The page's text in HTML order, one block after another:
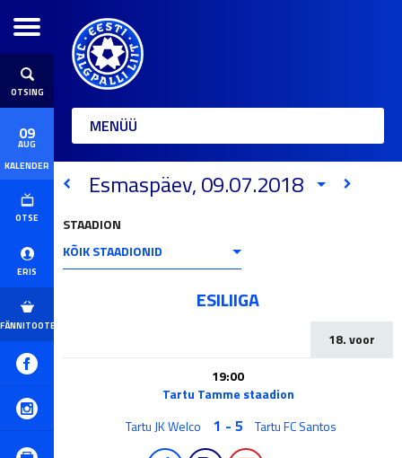
OTSING
09
AUG
KALENDER
OTSE
ERIS
FÄNNITOOTED
MENÜÜ
Esmaspäev, 09.07.2018
STAADION
KÕIK STAADIONID
ESILIIGA
18. voor
19:00
Tartu Tamme staadion
Tartu JK Welco
1 - 5 Tartu FC Santos